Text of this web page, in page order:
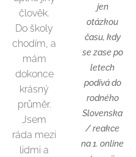
člověk.
Do školy
chodím, a
mám
dokonce
krásný
průměr.
Jsem
ráda mezi
lidmi a
jen
otázkou
času, kdy
se zase po
letech
podívá do
rodného
Slovenska
/ reakce
na 1. online